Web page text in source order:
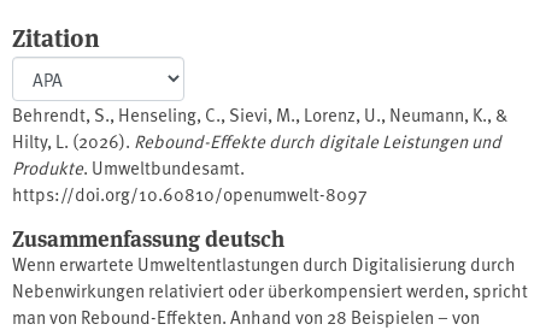
Zitation
Behrendt, S., Henseling, C., Sievi, M., Lorenz, U., Neumann, K., &
Hilty, L. (2026). Rebound-Effekte durch digitale Leistungen und
Produkte. Umweltbundesamt.
https://doi.org/10.60810/openumwelt-8097
Zusammenfassung deutsch
Wenn erwartete Umweltentlastungen durch Digitalisierung durch
Nebenwirkungen relativiert oder überkompensiert werden, spricht
man von Rebound-Effekten. Anhand von 28 Beispielen – von